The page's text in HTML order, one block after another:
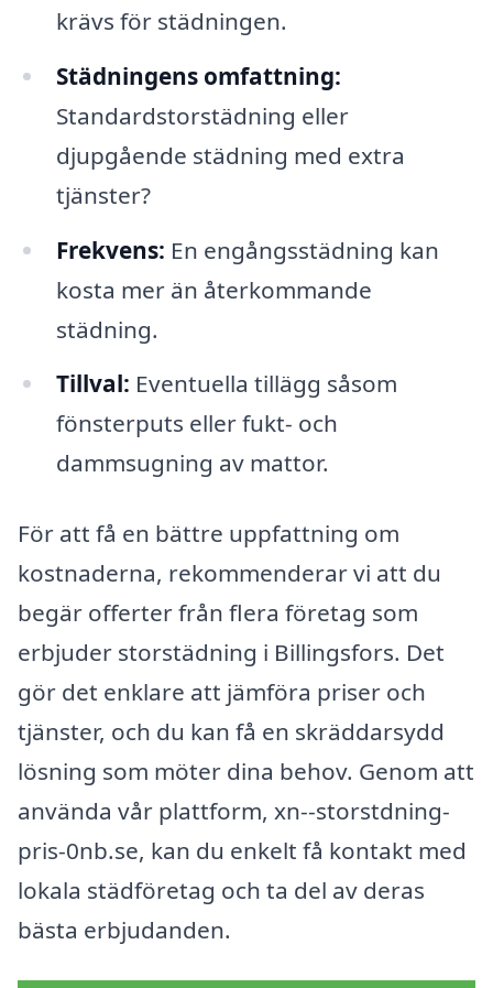
krävs för städningen.
Städningens omfattning:
Standardstorstädning eller
djupgående städning med extra
tjänster?
Frekvens: En engångsstädning kan
kosta mer än återkommande
städning.
Tillval: Eventuella tillägg såsom
fönsterputs eller fukt- och
dammsugning av mattor.
För att få en bättre uppfattning om
kostnaderna, rekommenderar vi att du
begär offerter från flera företag som
erbjuder storstädning i Billingsfors. Det
gör det enklare att jämföra priser och
tjänster, och du kan få en skräddarsydd
lösning som möter dina behov. Genom att
använda vår plattform, xn--storstdning-
pris-0nb.se, kan du enkelt få kontakt med
lokala städföretag och ta del av deras
bästa erbjudanden.